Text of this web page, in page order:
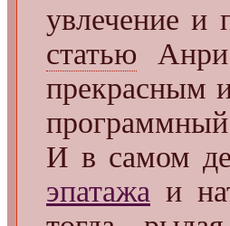
увлечение и
статью
прекрасным
И в самом
эпатажа и